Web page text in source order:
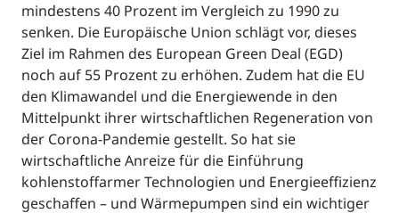
mindestens 40 Prozent im Vergleich zu 1990 zu
senken. Die Europäische Union schlägt vor, dieses
Ziel im Rahmen des European Green Deal (EGD)
noch auf 55 Prozent zu erhöhen. Zudem hat die EU
den Klimawandel und die Energiewende in den
Mittelpunkt ihrer wirtschaftlichen Regeneration von
der Corona-Pandemie gestellt. So hat sie
wirtschaftliche Anreize für die Einführung
kohlenstoffarmer Technologien und Energieeffizienz
geschaffen – und Wärmepumpen sind ein wichtiger